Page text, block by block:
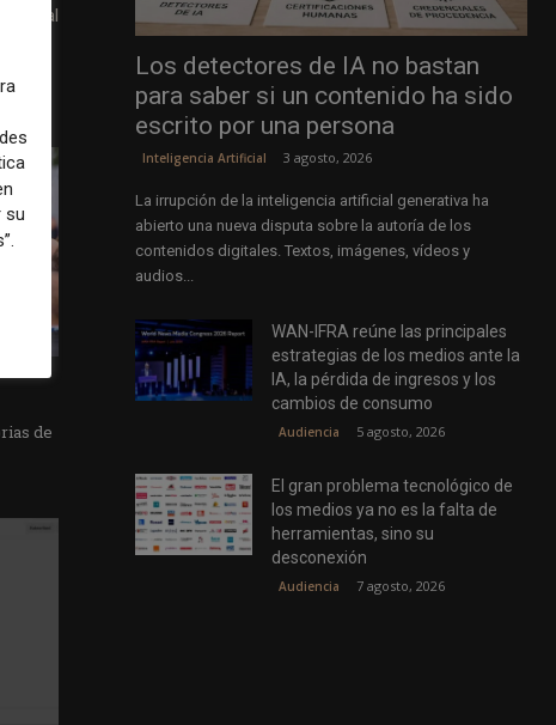
judicial
de
Los detectores de IA no bastan
para saber si un contenido ha sido
escrito por una persona
Inteligencia Artificial 3 agosto, 2026
La irrupción de la inteligencia artificial generativa ha
abierto una nueva disputa sobre la autoría de los
contenidos digitales. Textos, imágenes, vídeos y
audios...
WAN-IFRA reúne las principales
estrategias de los medios ante la
IA, la pérdida de ingresos y los
cambios de consumo
Audiencia 5 agosto, 2026
El gran problema tecnológico de
los medios ya no es la falta de
herramientas, sino su
desconexión
Audiencia 7 agosto, 2026
su